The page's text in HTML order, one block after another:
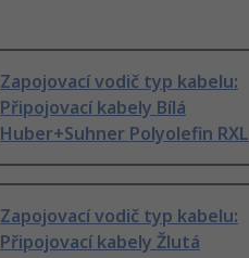
Zapojovací vodič typ kabelu:
Připojovací kabely Bílá
Huber+Suhner Polyolefin RXL
Zapojovací vodič typ kabelu:
Připojovací kabely Žlutá